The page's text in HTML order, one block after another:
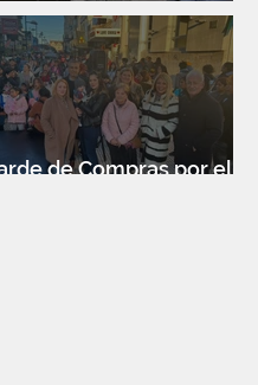
de Junta Directiva
de Compras por el Día